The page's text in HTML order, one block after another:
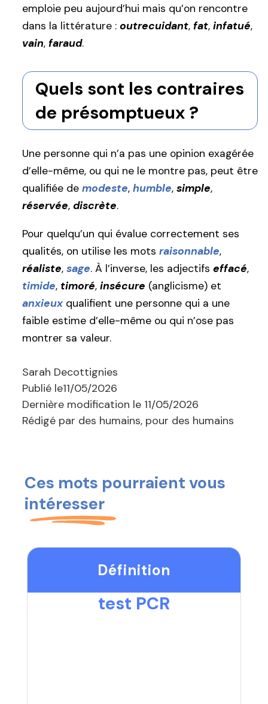
emploie peu aujourd’hui mais qu’on rencontre
dans la littérature : outrecuidant, fat, infatué,
vain, faraud.
Quels sont les contraires
de présomptueux ?
Une personne qui n’a pas une opinion exagérée
d’elle-même, ou qui ne le montre pas, peut être
qualifiée de modeste, humble, simple,
réservée, discrète.
Pour quelqu’un qui évalue correctement ses
qualités, on utilise les mots raisonnable,
réaliste, sage. À l’inverse, les adjectifs effacé,
timide, timoré, insécure (anglicisme) et
anxieuxqualifient une personne qui a une
faible estime d’elle-même ou qui n’ose pas
montrer sa valeur.
Sarah Decottignies
Publié le11/05/2026
Dernière modification le 11/05/2026
Rédigé par des humains, pour des humains
Ces mots pourraient vous
intéresser
Définition
test PCR